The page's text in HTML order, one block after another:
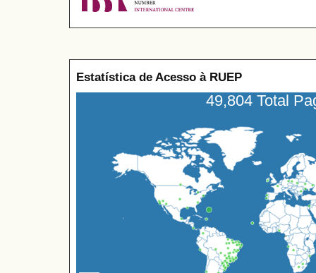
Estatística de Acesso à RUEP
49,804 Total